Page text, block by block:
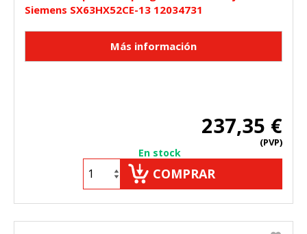
Siemens SX63HX52CE-13 12034731
237,35 €
(PVP)
En stock
COMPRAR
"Configuración de cookies" al pie de la página. También puedes